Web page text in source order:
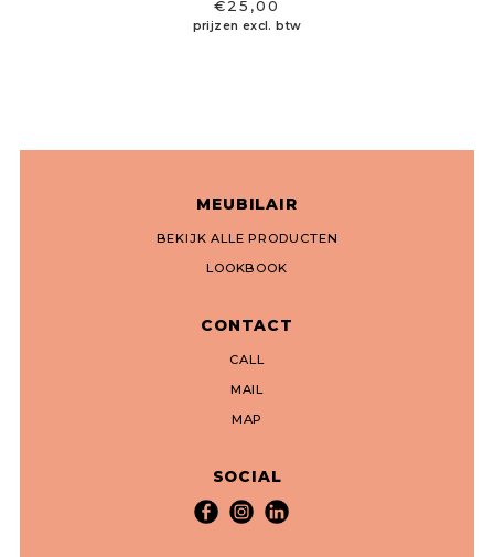
€25,00
prijzen excl. btw
MEUBILAIR
BEKIJK ALLE PRODUCTEN
LOOKBOOK
CONTACT
CALL
MAIL
MAP
SOCIAL